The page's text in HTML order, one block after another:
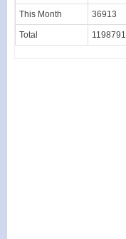
This Month 36913
Total